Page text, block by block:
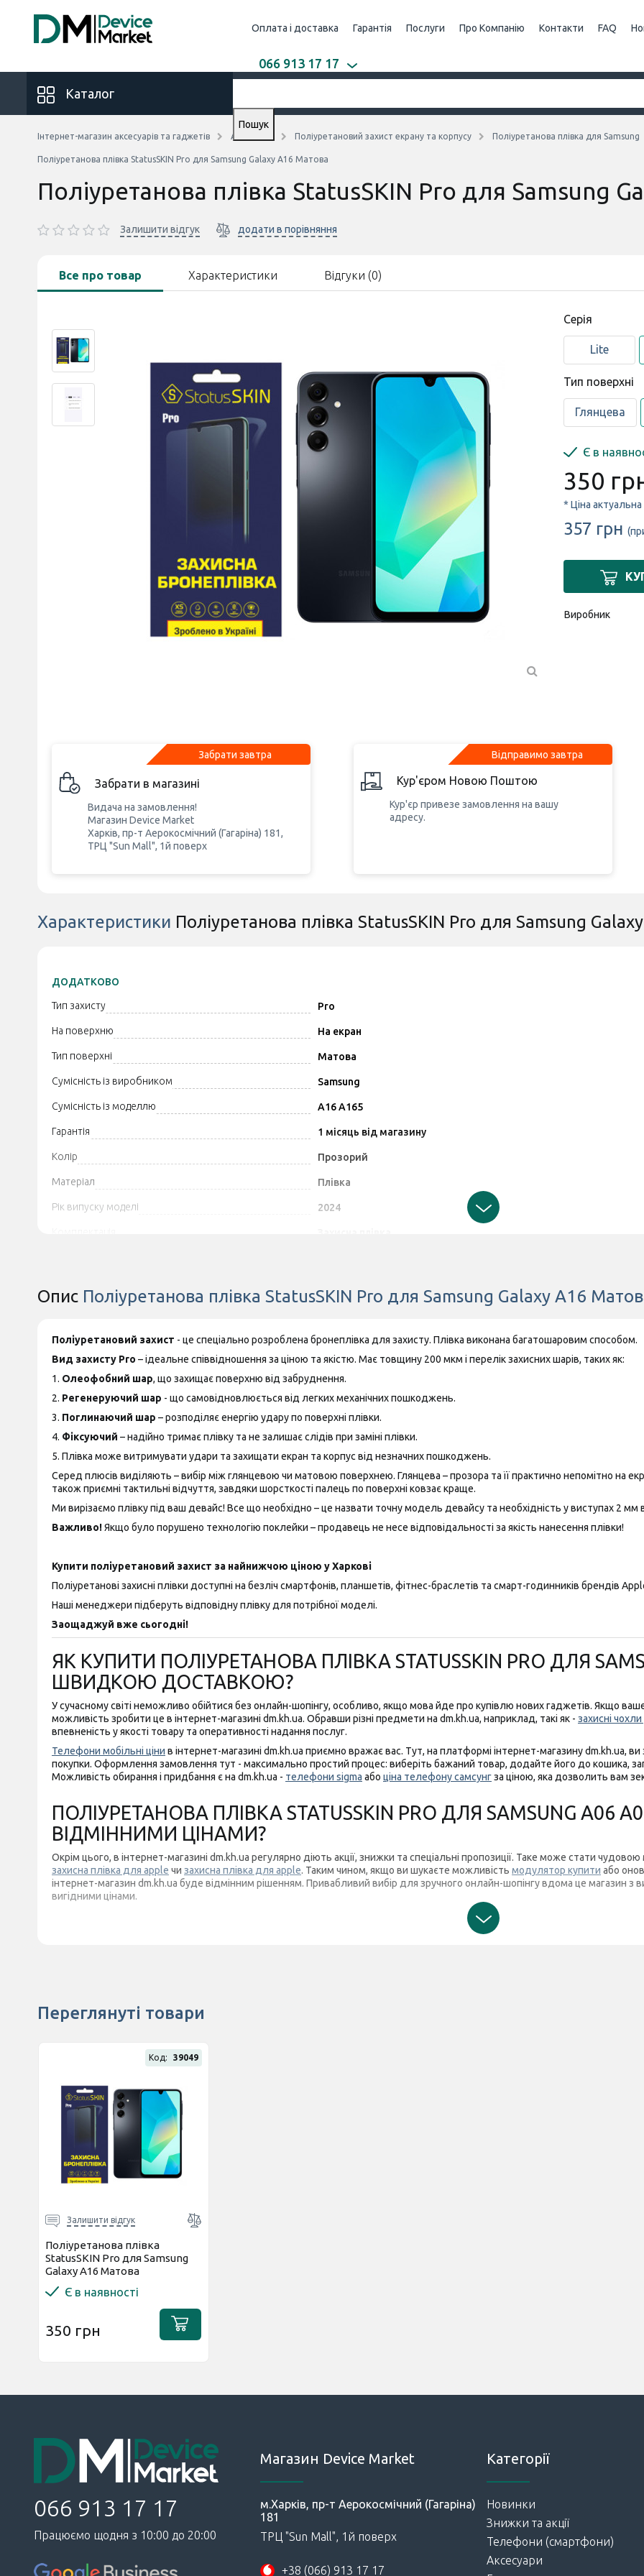
Оплата і доставка Гарантія Послуги Про Компанію Контакти FAQ
066 913 17 17
Каталог
Пошук
Інтернет-магазин аксесуарів та гаджетів Аксесуари Поліуретановий захист екрану та корпусу Поліуретанова плівка для Samsung
Поліуретанова плівка StatusSKIN Pro для Samsung Galaxy A16 Матова
Поліуретанова плівка StatusSKIN Pro для Samsung
Залишити відгук додати в порівняння
Все про товар Характеристики Відгуки (0)
Серія
Lite
Тип поверхні
Глянцева
Є в
350
* Ціна
357 грн
Виробник
Забрати завтра
Забрати в магазині
Видача на замовлення!
Магазин Device Market
Харків, пр-т Аерокосмічний (Гагаріна) 181,
ТРЦ "Sun Mall", 1й поверх
Відправимо завтра
Кур'єром Новою Поштою
Кур'єр привезе замовлення на вашу
адресу.
Характеристики Поліуретанова плівка StatusSKIN Pro для Samsung
ДОДАТКОВО
Тип захисту Pro
На поверхню На екран
Тип поверхні Матова
Сумісність із виробником Samsung
Сумісність із моделлю A16 A165
Гарантія 1 місяць від магазину
Колір Прозорий
Матеріал Плівка
Рік випуску моделі 2024
Опис Поліуретанова плівка StatusSKIN Pro для Samsung Galaxy A16
Поліуретановий захист - це спеціально розроблена бронеплівка для захисту. Плівка виконана багатошаровим способом.
Вид захисту Pro – ідеальне співвідношення за ціною та якістю. Має товщину 200 мкм і перелік захисних шарів, таких як:
1. Олеофобний шар, що захищає поверхню від забруднення.
2. Регенеруючий шар - що самовідновлюється від легких механічних пошкоджень.
3. Поглинаючий шар – розподіляє енергію удару по поверхні плівки.
4. Фіксуючий – надійно тримає плівку та не залишає слідів при заміні плівки.
5. Плівка може витримувати удари та захищати екран та корпус від незначних пошкоджень.
Серед плюсів виділяють – вибір між глянцевою чи матовою поверхнею. Глянцева – прозора та її практично непомітно на
також приємні тактильні відчуття, завдяки шорсткості палець по поверхні ковзає краще.
Ми вирізаємо плівку під ваш девайс! Все що необхідно – це назвати точну модель девайсу та необхідність у виступах 2 мм
Важливо!Якщо було порушено технологію поклейки – продавець не несе відповідальності за якість нанесення плівки!
Купити поліуретановий захист за найнижчою ціною у Харкові
Поліуретанові захисні плівки доступні на безліч смартфонів, планшетів, фітнес-браслетів та смарт-годинників брендів
Наші менеджери підберуть відповідну плівку для потрібної моделі.
Заощаджуй вже сьогодні!
ЯК КУПИТИ ПОЛІУРЕТАНОВА ПЛІВКА STATUSSKIN PRO ДЛЯ
ШВИДКОЮ ДОСТАВКОЮ?
У сучасному світі неможливо обійтися без онлайн-шопінгу, особливо, якщо мова йде про купівлю нових гаджетів. Якщо
можливість зробити це в інтернет-магазині dm.kh.ua. Обравши різні предмети на dm.kh.ua, наприклад, такі як - захисні
впевненість у якості товару та оперативності надання послуг.
Телефони мобільні ціни в інтернет-магазині dm.kh.ua приємно вражає вас. Тут, на платформі інтернет-магазину dm.kh.ua,
покупки. Оформлення замовлення тут - максимально простий процес: виберіть бажаний товар, додайте його до кошика,
Можливість обирання і придбання є на dm.kh.ua - телефони sigma або ціна телефону самсунгза ціною, яка дозволить вам
ПОЛІУРЕТАНОВА ПЛІВКА STATUSSKIN PRO ДЛЯ SAMSUNG A06
ВІДМІННИМИ ЦІНАМИ?
Окрім цього, в інтернет-магазині dm.kh.ua регулярно діють акції, знижки та спеціальні пропозиції. Таке може стати
захисна плівка для apple чи захисна плівка для apple. Таким чином, якщо ви шукаєте можливість модулятор купити або
інтернет-магазин dm.kh.ua буде відмінним рішенням. Привабливий вибір для зручного онлайн-шопінгу вдома це магазин
вигідними цінами.
Переглянуті товари
Код: 39049
Залишити відгук
Поліуретанова плівка
StatusSKIN Pro для Samsung
Galaxy A16 Матова
Є в наявності
350 грн
066 913 17 17
Працюємо щодня з 10:00 до 20:00
Магазин Device Market
м.Харків, пр-т Аерокосмічний (Гагаріна)
181
ТРЦ "Sun Mall", 1й поверх
+38 (066) 913 17 17
Категорії
Новинки
Знижки та акції
Телефони (смартфони)
Аксесуари